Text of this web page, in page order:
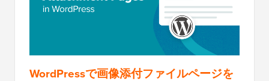
WordPressで画像添付ファイルページを